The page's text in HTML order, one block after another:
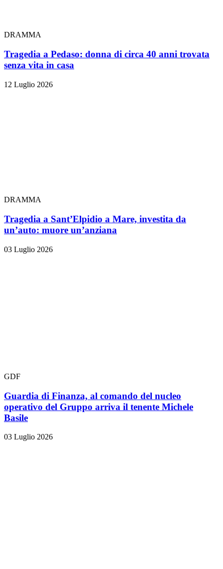
DRAMMA
Tragedia a Pedaso: donna di circa 40 anni trovata
senza vita in casa
12 Luglio 2026
DRAMMA
Tragedia a Sant’Elpidio a Mare, investita da
un’auto: muore un’anziana
03 Luglio 2026
GDF
Guardia di Finanza, al comando del nucleo
operativo del Gruppo arriva il tenente Michele
Basile
03 Luglio 2026